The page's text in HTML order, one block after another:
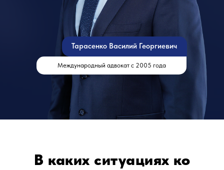
Международный адвокат с 2005 года
Тарасенко Василий Георгиевич
В каких ситуациях ко